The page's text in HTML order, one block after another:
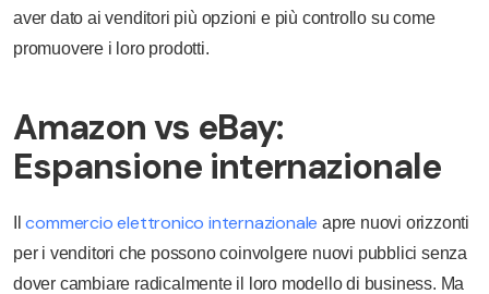
aver dato ai venditori più opzioni e più controllo su come
promuovere i loro prodotti.
Amazon vs eBay:
Espansione internazionale
Ilcommercio elettronico internazionale apre nuovi orizzonti
per i venditori che possono coinvolgere nuovi pubblici senza
dover cambiare radicalmente il loro modello di business. Ma